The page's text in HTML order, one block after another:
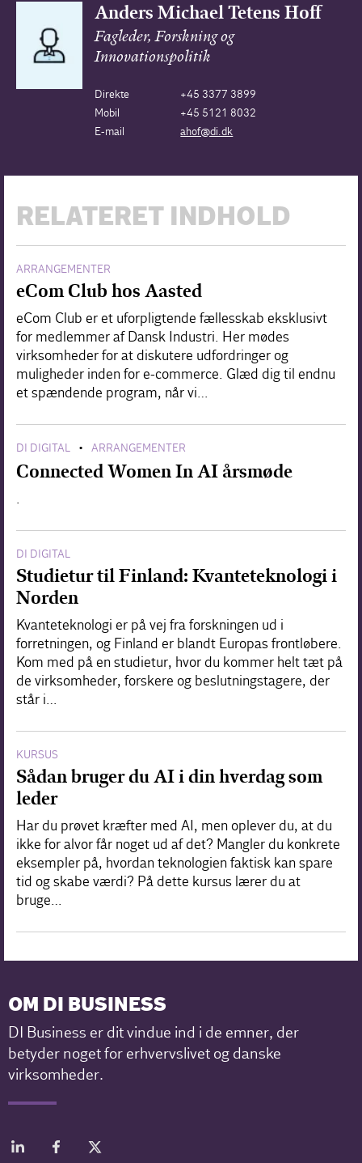
Anders Michael Tetens Hoff
Fagleder, Forskning og
Innovationspolitik
Direkte
+45 3377 3899
Mobil
+45 5121 8032
E-mail
ahof@di.dk
RELATERET INDHOLD
ARRANGEMENTER
eCom Club hos Aasted
eCom Club er et uforpligtende fællesskab eksklusivt
for medlemmer af Dansk Industri. Her mødes
virksomheder for at diskutere udfordringer og
muligheder inden for e-commerce. Glæd dig til endnu
et spændende program, når vi…
DI DIGITAL • ARRANGEMENTER
Connected Women In AI årsmøde
.
DI DIGITAL
Studietur til Finland: Kvanteteknologi i
Norden
Kvanteteknologi er på vej fra forskningen ud i
forretningen, og Finland er blandt Europas frontløbere.
Kom med på en studietur, hvor du kommer helt tæt på
de virksomheder, forskere og beslutningstagere, der
står i…
KURSUS
Sådan bruger du AI i din hverdag som
leder
Har du prøvet kræfter med AI, men oplever du, at du
ikke for alvor får noget ud af det? Mangler du konkrete
eksempler på, hvordan teknologien faktisk kan spare
tid og skabe værdi? På dette kursus lærer du at
bruge…
OM DI BUSINESS
DI Business er dit vindue ind i de emner, der
betyder noget for erhvervslivet og danske
virksomheder.